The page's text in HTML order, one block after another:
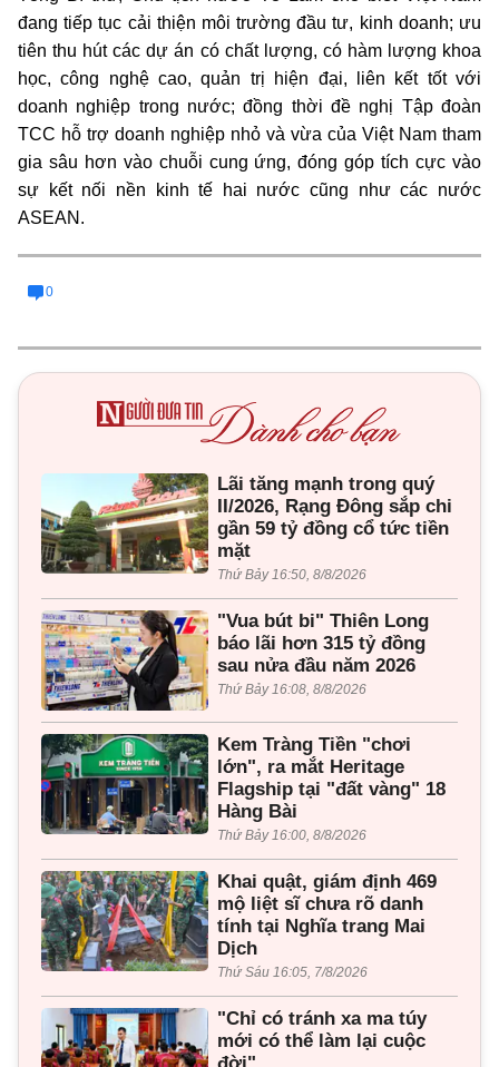
đang tiếp tục cải thiện môi trường đầu tư, kinh doanh; ưu
tiên thu hút các dự án có chất lượng, có hàm lượng khoa
học, công nghệ cao, quản trị hiện đại, liên kết tốt với
doanh nghiệp trong nước; đồng thời đề nghị Tập đoàn
TCC hỗ trợ doanh nghiệp nhỏ và vừa của Việt Nam tham
gia sâu hơn vào chuỗi cung ứng, đóng góp tích cực vào
sự kết nối nền kinh tế hai nước cũng như các nước
ASEAN.
0
Lãi tăng mạnh trong quý
II/2026, Rạng Đông sắp chi
gần 59 tỷ đồng cổ tức tiền
mặt
Thứ Bảy 16:50, 8/8/2026
"Vua bút bi" Thiên Long
báo lãi hơn 315 tỷ đồng
sau nửa đầu năm 2026
Thứ Bảy 16:08, 8/8/2026
Kem Tràng Tiền "chơi
lớn", ra mắt Heritage
Flagship tại "đất vàng" 18
Hàng Bài
Thứ Bảy 16:00, 8/8/2026
Khai quật, giám định 469
mộ liệt sĩ chưa rõ danh
tính tại Nghĩa trang Mai
Dịch
Thứ Sáu 16:05, 7/8/2026
"Chỉ có tránh xa ma túy
mới có thể làm lại cuộc